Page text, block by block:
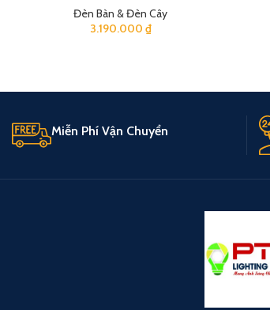
Đèn Bàn & Đèn Cây
3.190.000 ₫
Miễn Phí Vận Chuyển